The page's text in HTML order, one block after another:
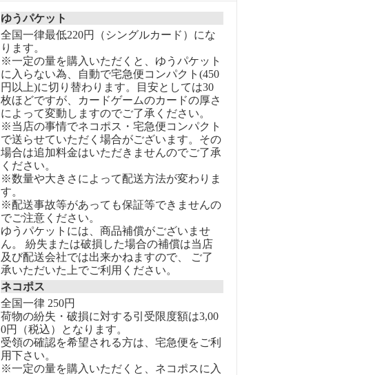
ゆうパケット
全国一律最低220円（シングルカード）にな
ります。
※一定の量を購入いただくと、ゆうパケット
に入らない為、自動で宅急便コンパクト(450
円以上)に切り替わります。目安としては30
枚ほどですが、カードゲームのカードの厚さ
によって変動しますのでご了承ください。
※当店の事情でネコポス・宅急便コンパクト
で送らせていただく場合がございます。その
場合は追加料金はいただきませんのでご了承
ください。
※数量や大きさによって配送方法が変わりま
す。
※配送事故等があっても保証等できませんの
でご注意ください。
ゆうパケットには、商品補償がございませ
ん。 紛失または破損した場合の補償は当店
及び配送会社では出来かねますので、 ご了
承いただいた上でご利用ください。
ネコポス
全国一律 250円
荷物の紛失・破損に対する引受限度額は3,00
0円（税込）となります。
受領の確認を希望される方は、宅急便をご利
用下さい。
※一定の量を購入いただくと、ネコポスに入